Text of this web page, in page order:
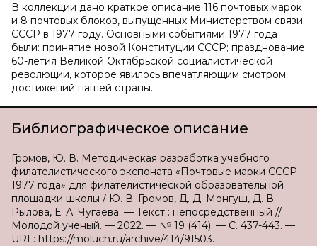
В коллекции дано краткое описание 116 почтовых марок
и 8 почтовых блоков, выпущенных Министерством связи
СССР в 1977 году. Основными событиями 1977 года
были: принятие новой Конституции СССР; празднование
60-летия Великой Октябрьской социалистической
революции, которое явилось впечатляющим смотром
достижений нашей страны.
Библиографическое описание
Громов, Ю. В. Методическая разработка учебного
филателистического экспоната «Почтовые марки СССР
1977 года» для филателистической образовательной
площадки школы / Ю. В. Громов, Д. Д. Монгуш, Д. В.
Рылова, Е. А. Чугаева. — Текст : непосредственный //
Молодой ученый. — 2022. — № 19 (414). — С. 437-443. —
URL: https://moluch.ru/archive/414/91503.